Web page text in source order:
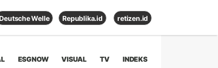
Deutsche Welle Republika.id retizen.id
ESGNOW VISUAL TV INDEKS